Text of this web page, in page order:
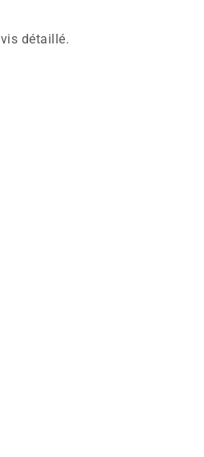
détaillé.